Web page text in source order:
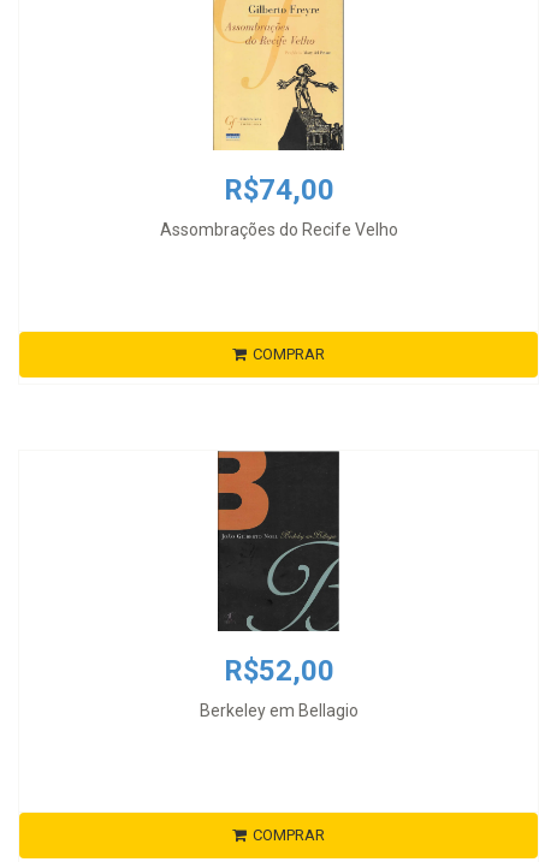
R$74,00
Assombrações do Recife Velho
COMPRAR
R$52,00
Berkeley em Bellagio
COMPRAR